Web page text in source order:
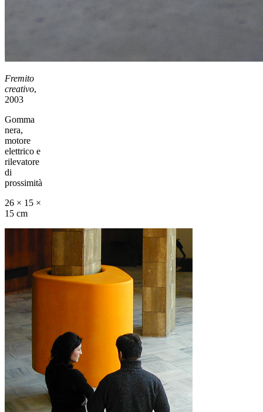
Fremito
creativo,
2003
Gomma
nera,
motore
elettrico e
rilevatore
di
prossimità
26 × 15 ×
15 cm